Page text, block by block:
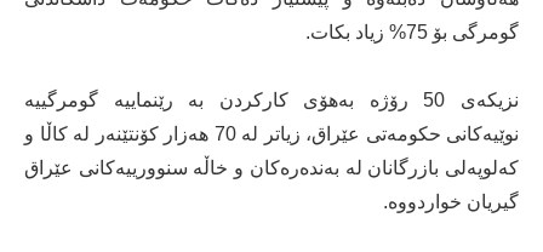
گومرگی بۆ 75% زیاد بکات.
نزیکەی 50 رۆژە بەهۆی کارکردن بە رێنماییە گومرگییە
نوێیەکانی حکومەتی عێراق، زیاتر لە 70 هەزار کۆنتێنەر لە کاڵا و
کەلوپەلی بازرگانان لە بەندەرەکان و خاڵە سنوورییەکانی عێراق
گیریان خواردووە.